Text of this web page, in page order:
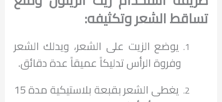
تساقط الشعر وتكثيفه:
يوضع الزيت على الشعر، ويدلك الشعر
وفروة الرأس تدليكاً عميقاً عدة دقائق.
يغطى الشعر بقبعة بلاستيكية مدة 15